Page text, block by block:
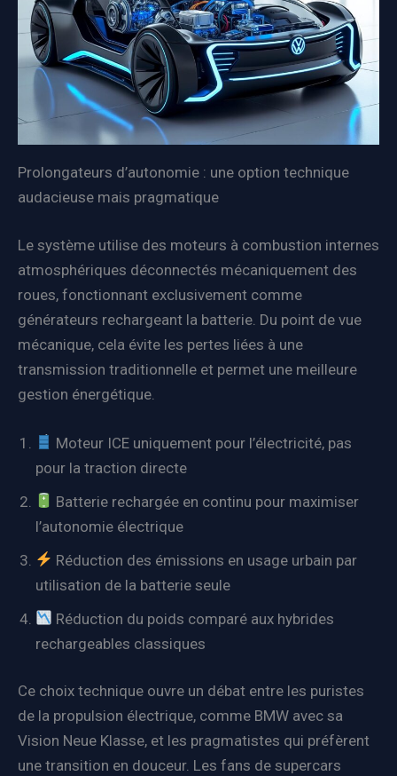
Prolongateurs d’autonomie : une option technique
audacieuse mais pragmatique
Le système utilise des moteurs à combustion internes
atmosphériques déconnectés mécaniquement des
roues, fonctionnant exclusivement comme
générateurs rechargeant la batterie. Du point de vue
mécanique, cela évite les pertes liées à une
transmission traditionnelle et permet une meilleure
gestion énergétique.
Moteur ICE uniquement pour l’électricité, pas
pour la traction directe
Batterie rechargée en continu pour maximiser
l’autonomie électrique
Réduction des émissions en usage urbain par
utilisation de la batterie seule
Réduction du poids comparé aux hybrides
rechargeables classiques
Ce choix technique ouvre un débat entre les puristes
de la propulsion électrique, comme BMW avec sa
Vision Neue Klasse, et les pragmatistes qui préfèrent
une transition en douceur. Les fans de supercars